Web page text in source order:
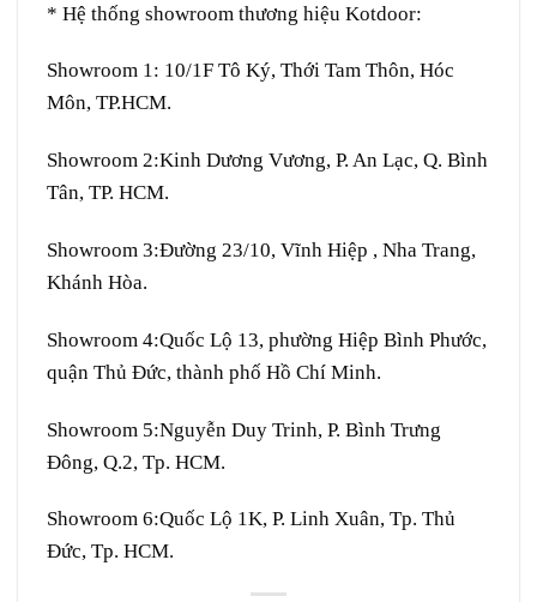
* Hệ thống showroom thương hiệu Kotdoor:
Showroom 1: 10/1F Tô Ký, Thới Tam Thôn, Hóc
Môn, TP.HCM.
Showroom 2:Kinh Dương Vương, P. An Lạc, Q. Bình
Tân, TP. HCM.
Showroom 3:Đường 23/10, Vĩnh Hiệp , Nha Trang,
Khánh Hòa.
Showroom 4:Quốc Lộ 13, phường Hiệp Bình Phước,
quận Thủ Đức, thành phố Hồ Chí Minh.
Showroom 5:Nguyễn Duy Trinh, P. Bình Trưng
Đông, Q.2, Tp. HCM.
Showroom 6:Quốc Lộ 1K, P. Linh Xuân, Tp. Thủ
Đức, Tp. HCM.